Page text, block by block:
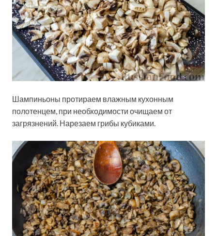
Шампиньоны протираем влажным кухонным
полотенцем, при необходимости очищаем от
загрязнений. Нарезаем грибы кубиками.